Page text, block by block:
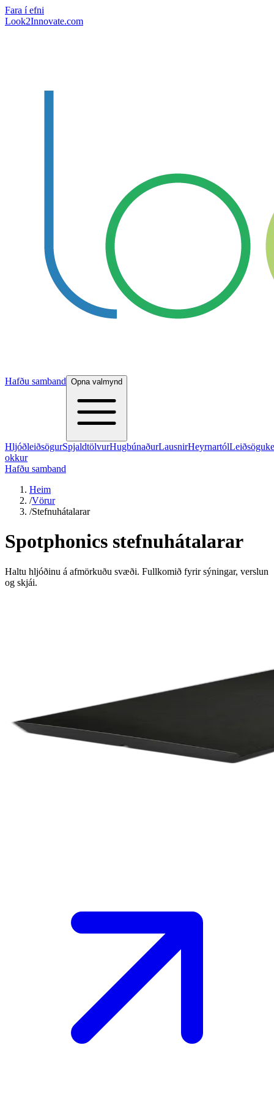
Fara í efni
Look2Innovate.com
Hafðu samband Opna valmynd
HljóðleiðsögurSpjaldtölvurHugbúnaðurLausnirHeyrnartól
okkur
Hafðu samband
Heim
/Vörur
/Stefnuhátalarar
Spotphonics stefnuhátalarar
Haltu hljóðinu á afmörkuðu svæði. Fullkomið fyrir sýningar, verslun
og skjái.